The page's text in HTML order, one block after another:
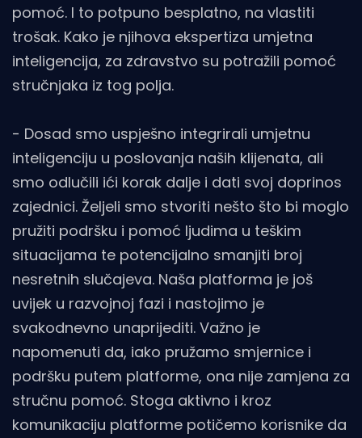
pomoć. I to potpuno besplatno, na vlastiti
trošak. Kako je njihova ekspertiza umjetna
inteligencija, za zdravstvo su potražili pomoć
stručnjaka iz tog polja.
- Dosad smo uspješno integrirali umjetnu
inteligenciju u poslovanja naših klijenata, ali
smo odlučili ići korak dalje i dati svoj doprinos
zajednici. Željeli smo stvoriti nešto što bi moglo
pružiti podršku i pomoć ljudima u teškim
situacijama te potencijalno smanjiti broj
nesretnih slučajeva. Naša platforma je još
uvijek u razvojnoj fazi i nastojimo je
svakodnevno unaprijediti. Važno je
napomenuti da, iako pružamo smjernice i
podršku putem platforme, ona nije zamjena za
stručnu pomoć. Stoga aktivno i kroz
komunikaciju platforme potičemo korisnike da